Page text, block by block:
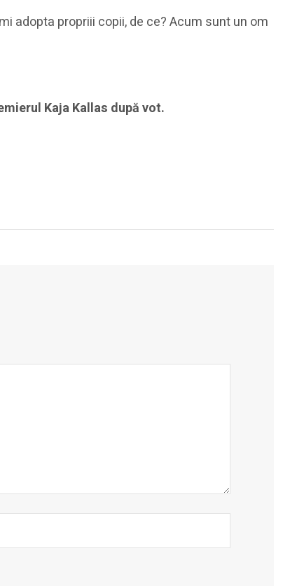
adopta propriii copii, de ce? Acum sunt un om
Kaja Kallas după vot.